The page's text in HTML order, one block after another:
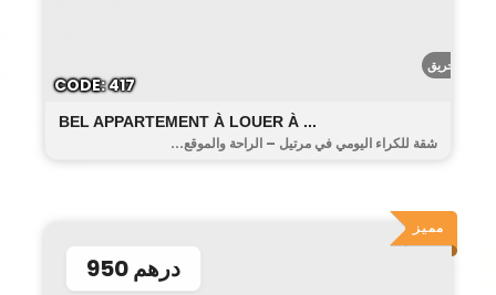
أحريق
BEL APPARTEMENT À LOUER À ...
شقة للكراء اليومي في مرتيل – الراحة والموقع...
CODE: 417
مميز
950 درهم